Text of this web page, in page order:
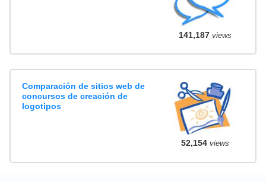
141,187views
Comparación de sitios web de
concursos de creación de
logotipos
52,154views